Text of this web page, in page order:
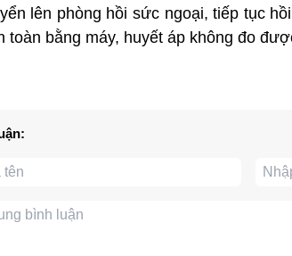
lên phòng hồi sức ngoại, tiếp tục
toàn bằng máy, huyết áp không đo